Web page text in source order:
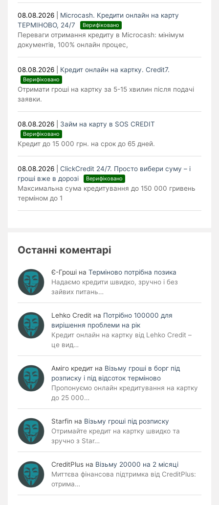
08.08.2026
Microcash. Кредити онлайн на карту
ТЕРМІНОВО, 24/7
Верифіковано
Переваги отримання кредиту в Microcash: мінімум
документів, 100% онлайн процес,
08.08.2026 Кредит онлайн на картку. Credit7.
Верифіковано
Отримати гроші на картку за 5-15 хвилин після подачі
заявки.
08.08.2026 Займ на карту в SOS CREDIT
Верифіковано
Кредит до 15 000 грн. на срок до 65 дней.
08.08.2026 |ClickCredit 24/7. Просто вибери суму – і
гроші вже в дорозі
Верифіковано
Максимальна сума кредитування до 150 000 гривень
терміном до 1
Останні коментарі
Є-Гроші на Терміново потрібна позика
Надаємо кредити швидко, зручно і без
зайвих питань…
Lehko Сredit на Потрібно 100000 для
вирішення проблеми на рік
Кредит онлайн на картку від Lehko Credit –
це вид…
Аміго кредит на Візьму гроші в борг під
розписку і під відсоток терміново
Пропонуємо онлайн кредитування на картку
до 25 000…
Starfin на Візьму гроші під розписку
Отримайте кредит на картку швидко та
зручно з Star…
CreditPlus на Візьму 20000 на 2 місяці
Миттєва фінансова підтримка від CreditPlus:
отрима…